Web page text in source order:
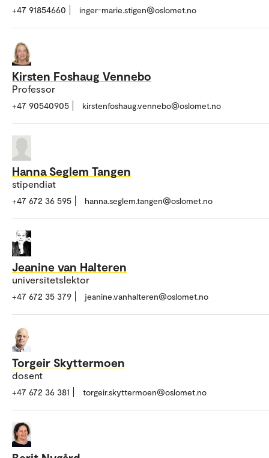
+47 91854660 inger-marie.stigen@oslomet.no
Kirsten Foshaug Vennebo
Professor
+47 90540905 kirstenfoshaug.vennebo@oslomet.no
Hanna Seglem Tangen
stipendiat
+47 672 36 595 hanna.seglem.tangen@oslomet.no
Jeanine van Halteren
universitetslektor
+47 672 35 379 jeanine.vanhalteren@oslomet.no
Torgeir Skyttermoen
dosent
+47 672 36 381 torgeir.skyttermoen@oslomet.no